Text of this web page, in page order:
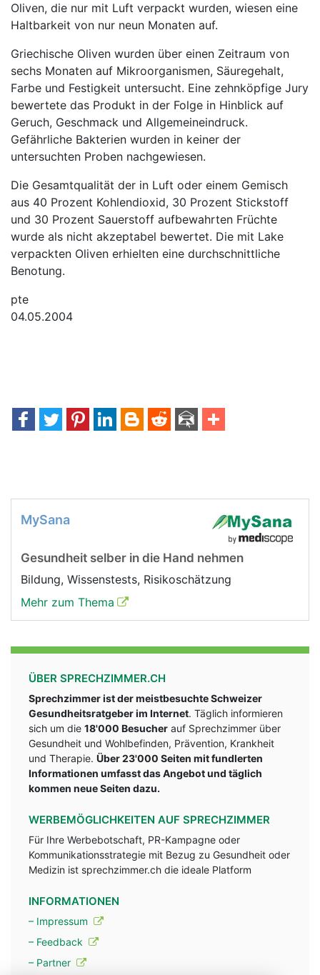
Oliven, die nur mit Luft verpackt wurden, wiesen eine
Haltbarkeit von nur neun Monaten auf.
Griechische Oliven wurden über einen Zeitraum von
sechs Monaten auf Mikroorganismen, Säuregehalt,
Farbe und Festigkeit untersucht. Eine zehnköpfige Jury
bewertete das Produkt in der Folge in Hinblick auf
Geruch, Geschmack und Allgemeineindruck.
Gefährliche Bakterien wurden in keiner der
untersuchten Proben nachgewiesen.
Die Gesamtqualität der in Luft oder einem Gemisch
aus 40 Prozent Kohlendioxid, 30 Prozent Stickstoff
und 30 Prozent Sauerstoff aufbewahrten Früchte
wurde als nicht akzeptabel bewertet. Die mit Lake
verpackten Oliven erhielten eine durchschnittliche
Benotung.
pte
04.05.2004
MySana
Gesundheit selber in die Hand nehmen
Bildung, Wissenstests, Risikoschätzung
Mehr zum Thema
ÜBER SPRECHZIMMER.CH
Sprechzimmer ist der meistbesuchte Schweizer
Gesundheitsratgeber im Internet. Täglich informieren
sich um die 18'000 Besucher auf Sprechzimmer über
Gesundheit und Wohlbefinden, Prävention, Krankheit
und Therapie. Über 23'000 Seiten mit fundlerten
Informationen umfasst das Angebot und täglich
kommen neue Seiten dazu.
WERBEMÖGLICHKEITEN AUF SPRECHZIMMER
Für Ihre Werbebotschaft, PR-Kampagne oder
Kommunikationsstrategie mit Bezug zu Gesundheit oder
Medizin ist sprechzimmer.ch die ideale Platform
INFORMATIONEN
– Impressum
– Feedback
– Partner